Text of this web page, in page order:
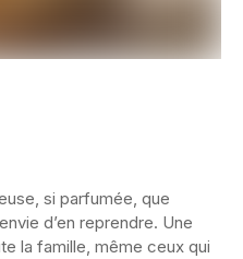
si parfumée, que
d’en reprendre. Une
la famille, même ceux qui